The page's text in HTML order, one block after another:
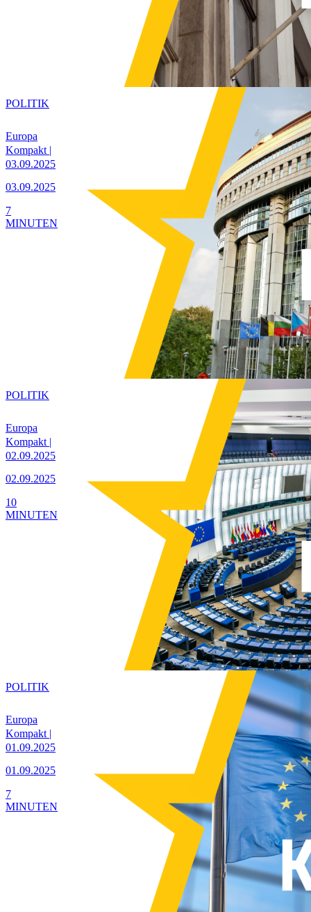
Europa
Kompakt |
03.09.2025
03.09.2025
POLITIK
7
MINUTEN
Europa
Kompakt |
02.09.2025
02.09.2025
POLITIK
10
MINUTEN
Europa
Kompakt |
01.09.2025
01.09.2025
POLITIK
7
MINUTEN